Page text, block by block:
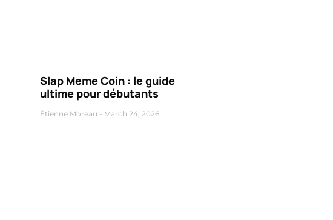
Slap Meme Coin : le guide
ultime pour débutants
Étienne Moreau March 24, 2026